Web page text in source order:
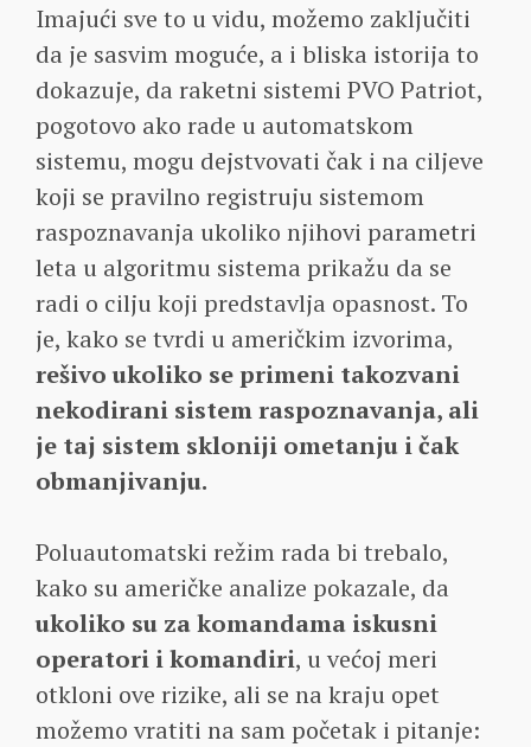
Imajući sve to u vidu, možemo zaključiti
da je sasvim moguće, a i bliska istorija to
dokazuje, da raketni sistemi PVO Patriot,
pogotovo ako rade u automatskom
sistemu, mogu dejstvovati čak i na ciljeve
koji se pravilno registruju sistemom
raspoznavanja ukoliko njihovi parametri
leta u algoritmu sistema prikažu da se
radi o cilju koji predstavlja opasnost. To
je, kako se tvrdi u američkim izvorima,
rešivo ukoliko se primeni takozvani
nekodirani sistem raspoznavanja, ali
je taj sistem skloniji ometanju i čak
obmanjivanju.
Poluautomatski režim rada bi trebalo,
kako su američke analize pokazale, da
ukoliko su za komandama iskusni
operatori i komandiri, u većoj meri
otkloni ove rizike, ali se na kraju opet
možemo vratiti na sam početak i pitanje: